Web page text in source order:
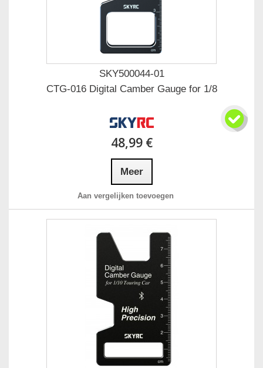
SKY500044-01
CTG-016 Digital Camber Gauge for 1/8
48,99 €
Meer
Aan vergelijken toevoegen